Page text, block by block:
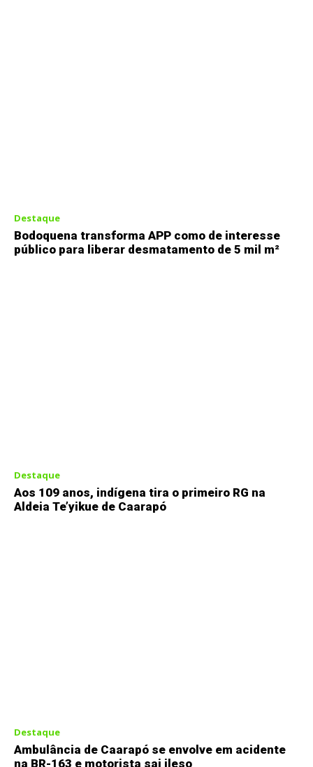
Destaque
Bodoquena transforma APP como de interesse
público para liberar desmatamento de 5 mil m²
Destaque
Aos 109 anos, indígena tira o primeiro RG na
Aldeia Te’yikue de Caarapó
Destaque
Ambulância de Caarapó se envolve em acidente
na BR-163 e motorista sai ileso